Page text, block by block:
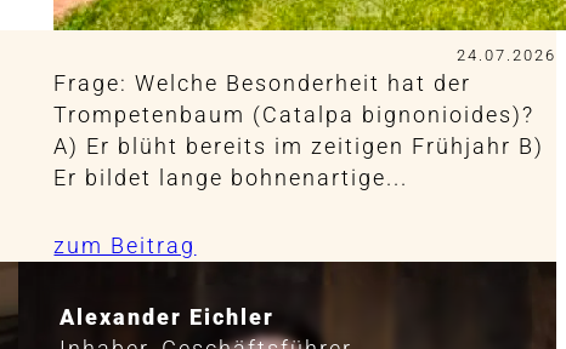
24.07.2026
Frage: Welche Besonderheit hat der
Trompetenbaum (Catalpa bignonioides)?
A) Er blüht bereits im zeitigen Frühjahr B)
Er bildet lange bohnenartige...
zum Beitrag
Alexander Eichler